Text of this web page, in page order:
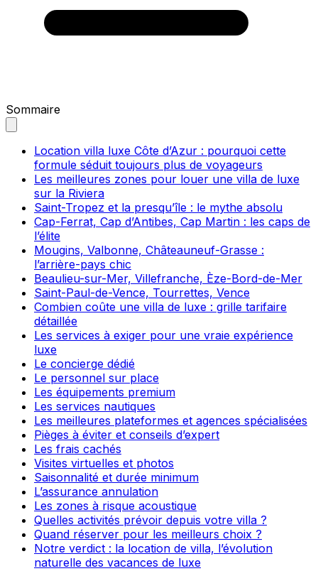
Sommaire
Location villa luxe Côte d’Azur : pourquoi cette
formule séduit toujours plus de voyageurs
Les meilleures zones pour louer une villa de luxe
sur la Riviera
Saint-Tropez et la presqu’île : le mythe absolu
Cap-Ferrat, Cap d’Antibes, Cap Martin : les caps de
l’élite
Mougins, Valbonne, Châteauneuf-Grasse :
l’arrière-pays chic
Beaulieu-sur-Mer, Villefranche, Èze-Bord-de-Mer
Saint-Paul-de-Vence, Tourrettes, Vence
Combien coûte une villa de luxe : grille tarifaire
détaillée
Les services à exiger pour une vraie expérience
luxe
Le concierge dédié
Le personnel sur place
Les équipements premium
Les services nautiques
Les meilleures plateformes et agences spécialisées
Pièges à éviter et conseils d’expert
Les frais cachés
Visites virtuelles et photos
Saisonnalité et durée minimum
L’assurance annulation
Les zones à risque acoustique
Quelles activités prévoir depuis votre villa ?
Quand réserver pour les meilleurs choix ?
Notre verdict : la location de villa, l’évolution
naturelle des vacances de luxe